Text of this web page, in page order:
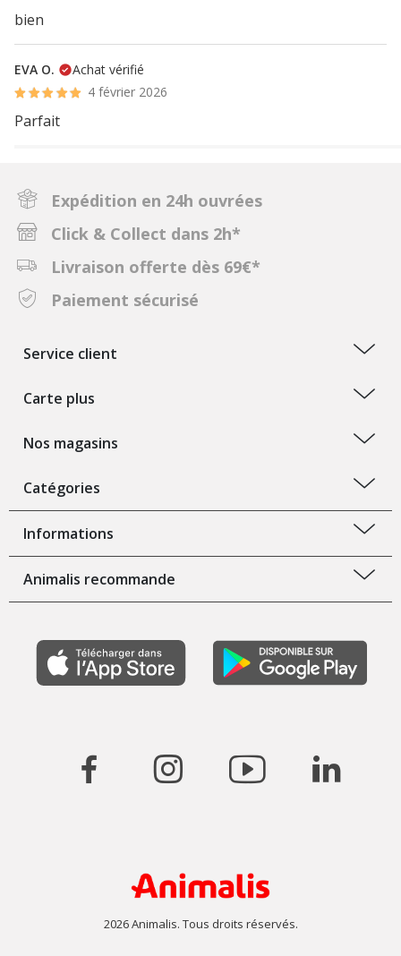
bien
EVA O.
Achat vérifié
4 février 2026
Parfait
Expédition en 24h ouvrées
Click & Collect dans 2h*
Livraison offerte dès 69€*
Paiement sécurisé
Service client
Carte plus
Nos magasins
Catégories
Informations
Animalis recommande
2026 Animalis. Tous droits réservés.